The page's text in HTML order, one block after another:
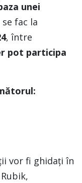
unei
se fac la
, între
pot participa
vor fi ghidați în